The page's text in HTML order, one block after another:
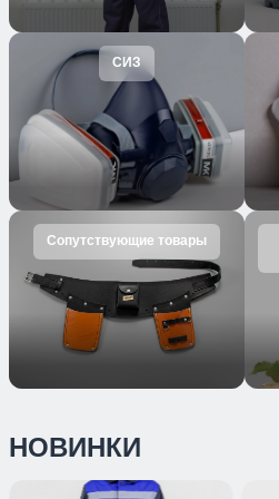
СИЗ
Сопутствующие товары
НОВИНКИ